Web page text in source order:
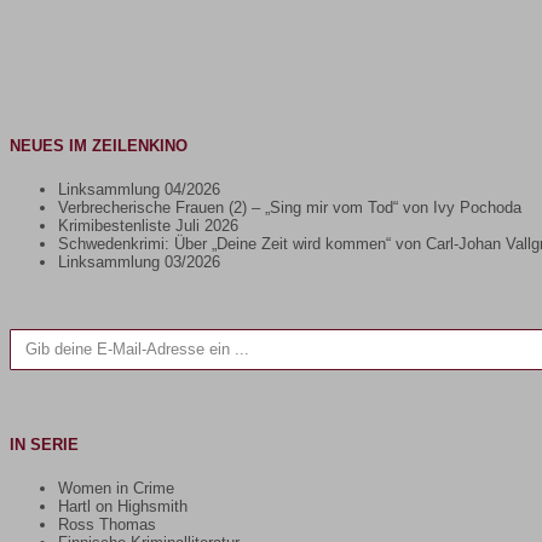
NEUES IM ZEILENKINO
Linksammlung 04/2026
Verbrecherische Frauen (2) – „Sing mir vom Tod“ von Ivy Pochoda
Krimibestenliste Juli 2026
Schwedenkrimi: Über „Deine Zeit wird kommen“ von Carl-Johan
Linksammlung 03/2026
Gib deine E-Mail-Adresse ein ...
IN SERIE
Women in Crime
Hartl on Highsmith
Ross Thomas